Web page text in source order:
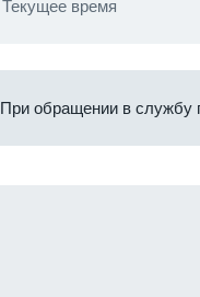
Текущее время
При обращении в службу